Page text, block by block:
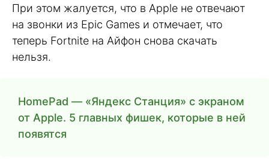
При этом жалуется, что в Apple не отвечают
на звонки из Epic Games и отмечает, что
теперь Fortnite на Айфон снова скачать
нельзя.
HomePad — «Яндекс Станция» с экраном
от Apple. 5 главных фишек, которые в ней
появятся